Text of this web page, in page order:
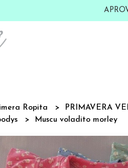
Ropita
PRIMAVERA
Muscu voladito morley